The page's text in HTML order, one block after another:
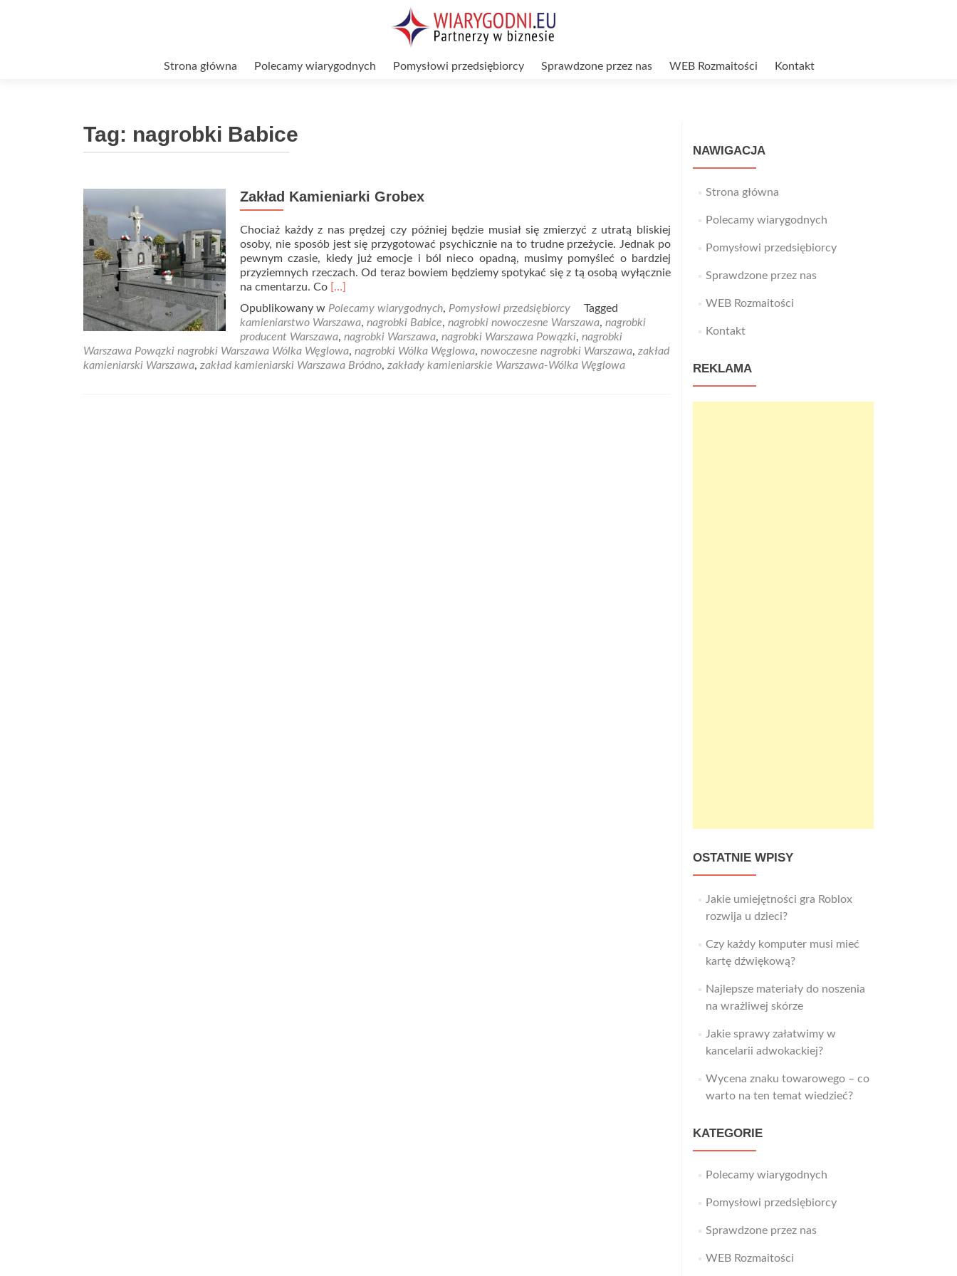
Strona główna Polecamy wiarygodnych Pomysłowi przedsiębiorcy Sprawdzone przez nas WEB Rozmaitości Kontakt
Tag: nagrobki Babice
Zakład Kamieniarki Grobex
Chociaż każdy z nas prędzej czy później będzie musiał się zmierzyć z utratą bliskiej
osoby, nie sposób jest się przygotować psychicznie na to trudne przeżycie. Jednak po
pewnym czasie, kiedy już emocje i ból nieco opadną, musimy pomyśleć o bardziej
przyziemnych rzeczach. Od teraz bowiem będziemy spotykać się z tą osobą wyłącznie
na cmentarzu. Co Read
about
Zakład
Kamieniarki
Grobex
[…]
Opublikowany w Polecamy wiarygodnych, Pomysłowi przedsiębiorcy
Tagged
kamieniarstwo Warszawa, nagrobki Babice, nagrobki nowoczesne Warszawa, nagrobki
producent Warszawa, nagrobki Warszawa, nagrobki Warszawa Powązki, nagrobki
Warszawa Powązki nagrobki Warszawa Wólka Węglowa, nagrobki Wólka Węglowa, nowoczesne nagrobki Warszawa, zakład
kamieniarski Warszawa, zakład kamieniarski Warszawa Bródno, zakłady kamieniarskie Warszawa-Wólka Węglowa
NAWIGACJA
Strona główna
Polecamy wiarygodnych
Pomysłowi przedsiębiorcy
Sprawdzone przez nas
WEB Rozmaitości
Kontakt
REKLAMA
OSTATNIE WPISY
Jakie umiejętności gra Roblox
rozwija u dzieci?
Czy każdy komputer musi mieć
kartę dźwiękową?
Najlepsze materiały do noszenia
na wrażliwej skórze
Jakie sprawy załatwimy w
kancelarii adwokackiej?
Wycena znaku towarowego – co
warto na ten temat wiedzieć?
KATEGORIE
Polecamy wiarygodnych
Pomysłowi przedsiębiorcy
Sprawdzone przez nas
WEB Rozmaitości